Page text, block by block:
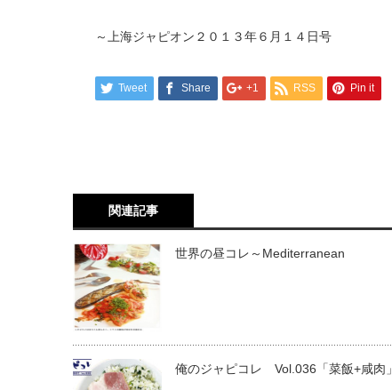
～上海ジャピオン２０１３年６月１４日号
Tweet Share +1 RSS Pin it
関連記事
世界の昼コレ～Mediterranean
俺のジャピコレ Vol.036「菜飯+咸肉」